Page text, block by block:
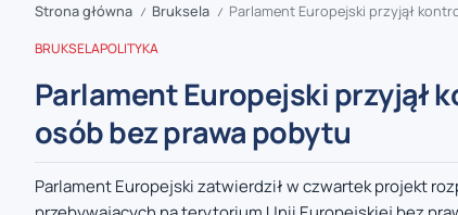
Strona główna / Bruksela / Parlament Europejski przyjął
BRUKSELAPOLITYKA
Parlament Europejski przyjął
osób bez prawa pobytu
Parlament Europejski zatwierdził w czwartek projekt